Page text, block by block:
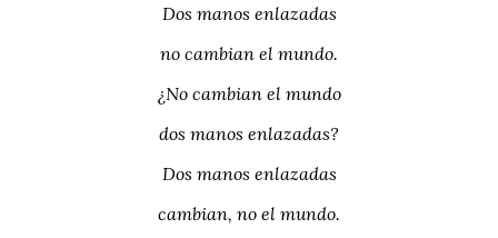
Dos manos enlazadas
no cambian el mundo.
¿No cambian el mundo
dos manos enlazadas?
Dos manos enlazadas
cambian, no el mundo.